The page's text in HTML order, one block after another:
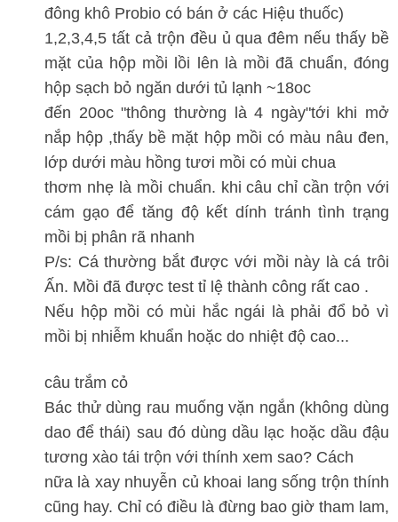
đông khô Probio có bán ở các Hiệu thuốc)
1,2,3,4,5 tất cả trộn đều ủ qua đêm nếu thấy bề
mặt của hộp mồi lồi lên là mồi đã chuẩn, đóng
hộp sạch bỏ ngăn dưới tủ lạnh ~18oc
đến 20oc "thông thường là 4 ngày"tới khi mở
nắp hộp ,thấy bề mặt hộp mồi có màu nâu đen,
lớp dưới màu hồng tươi mồi có mùi chua
thơm nhẹ là mồi chuẩn. khi câu chỉ cần trộn với
cám gạo để tăng độ kết dính tránh tình trạng
mồi bị phân rã nhanh
P/s: Cá thường bắt được với mồi này là cá trôi
Ấn. Mồi đã được test tỉ lệ thành công rất cao .
Nếu hộp mồi có mùi hắc ngái là phải đổ bỏ vì
mồi bị nhiễm khuẩn hoặc do nhiệt độ cao...
câu trắm cỏ
Bác thử dùng rau muống vặn ngắn (không dùng
dao để thái) sau đó dùng dầu lạc hoặc dầu đậu
tương xào tái trộn với thính xem sao? Cách
nữa là xay nhuyễn củ khoai lang sống trộn thính
cũng hay. Chỉ có điều là đừng bao giờ tham lam,